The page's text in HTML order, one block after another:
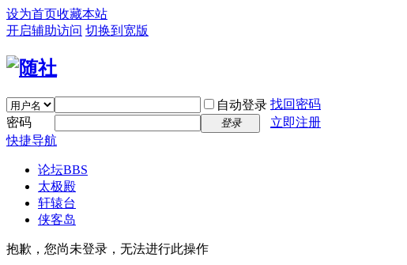
设为首页收藏本站
开启辅助访问 切换到宽版
自动登录 找回密码
密码
登录
立即注册
快捷导航
论坛BBS
太极殿
轩辕台
侠客岛
抱歉，您尚未登录，无法进行此操作